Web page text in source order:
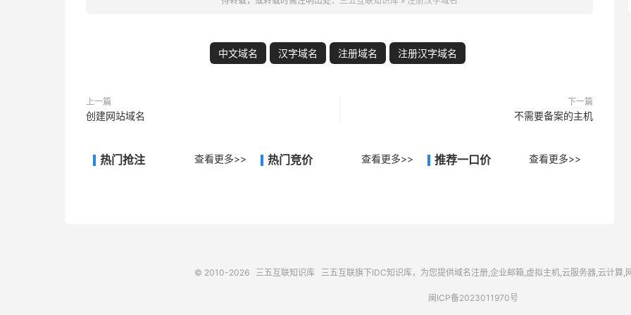
中文域名 汉字域名 注册域名 注册汉字域名
上一篇
创建网站域名
下一篇
不需要备案的主机
热门抢注 查看更多>> 热门竞价 查看更多>> 推荐一口价 查看更多>>
© 2010-2026 三五互联知识库 三五互联旗下IDC知识库，为您提供域名注册,企业邮箱,虚拟主机,云服务器,云计算,
闽ICP备2023011970号